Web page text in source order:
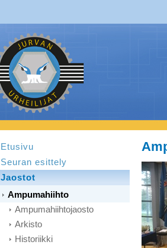
Etusivu
Seuran esittely
Jaostot
Ampumahiihto
Ampumahiihtojaosto
Arkisto
Historiikki